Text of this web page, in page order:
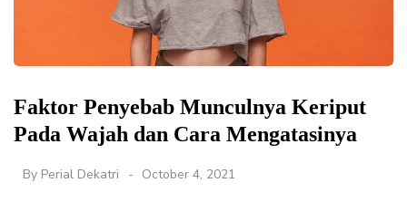
Faktor Penyebab Munculnya Keriput
Pada Wajah dan Cara Mengatasinya
By Perial Dekatri October 4, 2021